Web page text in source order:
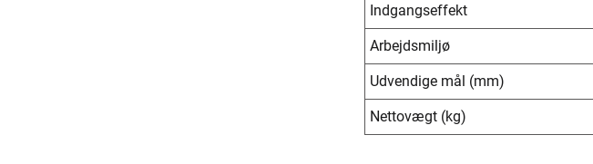
Indgangseffekt
Arbejdsmiljø
Udvendige mål (mm)
Nettovægt (kg)